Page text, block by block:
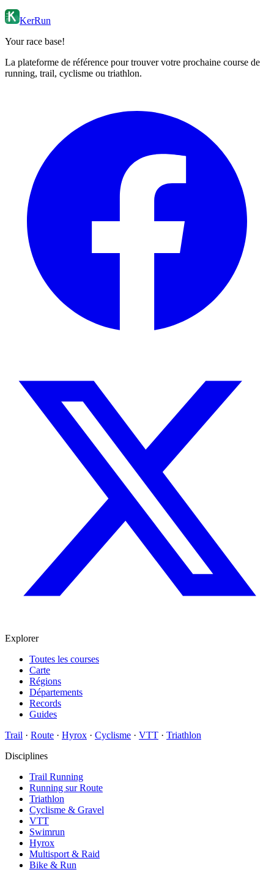
KerRun
Your race base!
La plateforme de référence pour trouver votre prochaine course de
running, trail, cyclisme ou triathlon.
Explorer
Toutes les courses
Carte
Régions
Départements
Records
Guides
Trail · Route · Hyrox · Cyclisme · VTT · Triathlon
Disciplines
Trail Running
Running sur Route
Triathlon
Cyclisme & Gravel
VTT
Swimrun
Hyrox
Multisport & Raid
Bike & Run